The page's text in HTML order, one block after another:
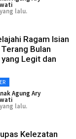
lalu.
Ragam Isian
Bulan
Legit dan
Agung Ary
lalu.
Kelezatan